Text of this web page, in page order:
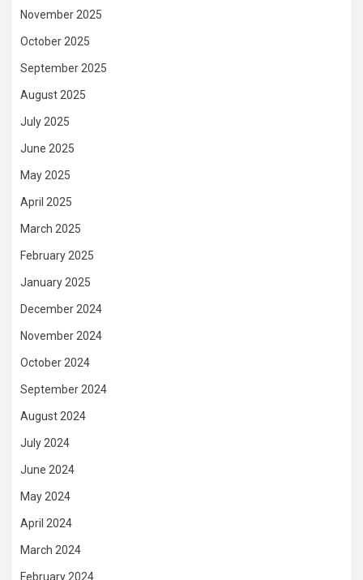
November 2025
October 2025
September 2025
August 2025
July 2025
June 2025
May 2025
April 2025
March 2025
February 2025
January 2025
December 2024
November 2024
October 2024
September 2024
August 2024
July 2024
June 2024
May 2024
April 2024
March 2024
February 2024